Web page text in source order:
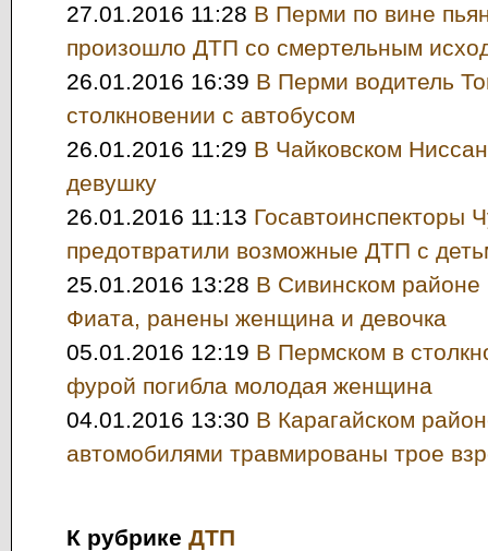
27.01.2016 11:28 В Перми по вине
произошло ДТП со смертельным
26.01.2016 16:39 В Перми водитель
столкновении с автобусом
26.01.2016 11:29 В Чайковском
девушку
26.01.2016 11:13 Госавтоинспекторы
предотвратили возможные ДТП с
25.01.2016 13:28 В Сивинском районе
Фиата, ранены женщина и девочка
05.01.2016 12:19 В Пермском в
фурой погибла молодая женщина
04.01.2016 13:30 В Карагайском
автомобилями травмированы трое
К рубрике ДТП